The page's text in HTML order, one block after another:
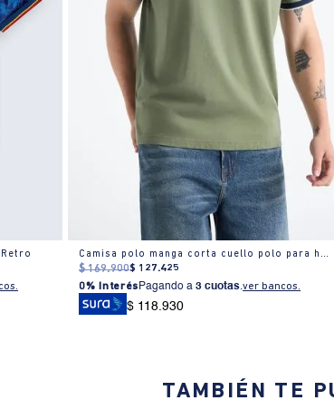
Camisa polo manga corta cuello polo para hombre
$ 169.900$ 127.425
0% Interés Pagando a3 cuotas.ver bancos.
$ 118.930
TAMBIÉN TE